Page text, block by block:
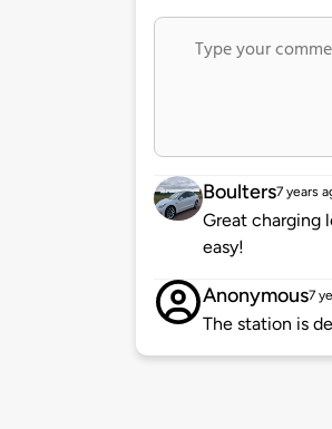
Boulters7 years
Great charging
easy!
Anonymous7
The station is